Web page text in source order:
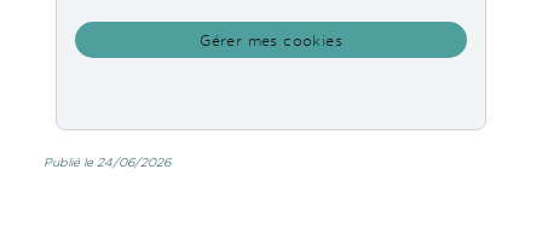
Gérer mes cookies
Publié le 24/06/2026